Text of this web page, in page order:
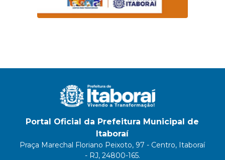
Portal Oficial da Prefeitura Municipal de
Itaboraí
Praça Marechal Floriano Peixoto, 97 - Centro, Itaboraí
- RJ, 24800-165.